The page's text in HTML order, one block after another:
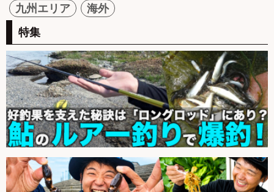
九州エリア
海外
特集